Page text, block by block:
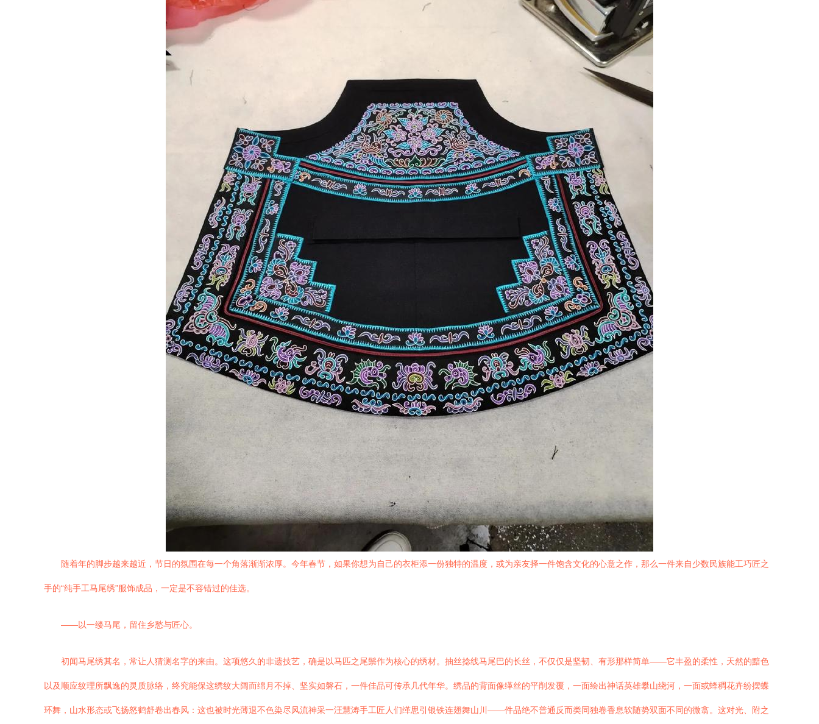
随着年的脚步越来越近，节日的氛围在每一个角落渐渐浓厚。今年春节，如果你想为自己的衣柜添一份独特的温度，或为亲友择一件饱含文化的心意之作，那么一件来自少数民族能工巧匠之
手的“纯手工马尾绣”服饰成品，一定是不容错过的佳选。
——以一缕马尾，留住乡愁与匠心。
初闻马尾绣其名，常让人猜测名字的来由。这项悠久的非遗技艺，确是以马匹之尾鬃作为核心的绣材。抽丝捻线马尾巴的长丝，不仅仅是坚韧、有形那样简单——它丰盈的柔性，天然的黯色
以及顺应纹理所飘逸的灵质脉络，终究能保这绣纹大阔而绵月不掉、坚实如磐石，一件佳品可传承几代年华。绣品的背面像缂丝的平削发覆，一面绘出神话英雄攀山绕河，一面或蜂稠花卉纷摆蝶
环舞，山水形态或飞扬怒鹤舒卷出春风：这也被时光薄退不色染尽风流神采一汪慧涛手工匠人们缂思引银铁连翅舞山川——件品绝不普通反而类同独卷香息软随势双面不同的微翕。这对光、附之